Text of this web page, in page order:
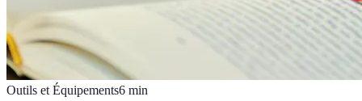
Outils et Équipements6 min